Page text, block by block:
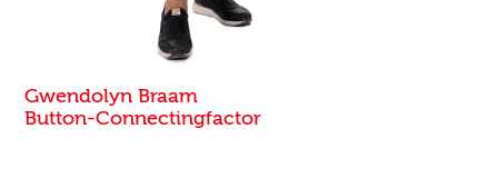
Gwendolyn Braam
Button-Connectingfactor